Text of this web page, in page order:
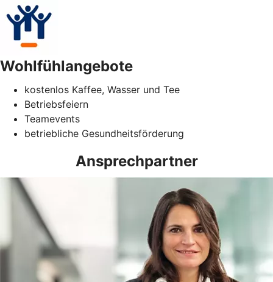
Wohlfühlangebote
kostenlos Kaffee, Wasser und Tee
Betriebsfeiern
Teamevents
betriebliche Gesundheitsförderung
Ansprechpartner